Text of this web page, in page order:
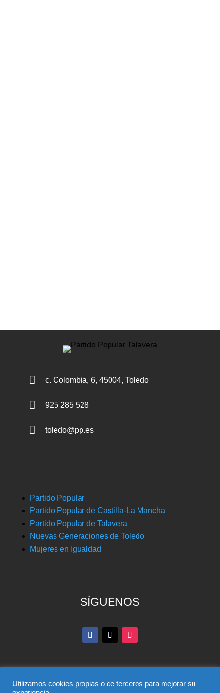
 c. Colombia, 6, 45004, Toledo
 925 285 528
 toledo@pp.es
Partido Popular
Partido Popular de Castilla-La Mancha
Partido Popular de Talavera
Nuevas Generaciones de Toledo
Mujeres en Igualdad
SÍGUENOS
Utilizamos cookies propias o de terceros para mejorar su